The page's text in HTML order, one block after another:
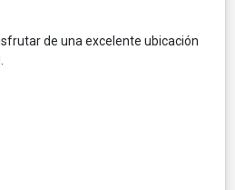
de una excelente ubicación